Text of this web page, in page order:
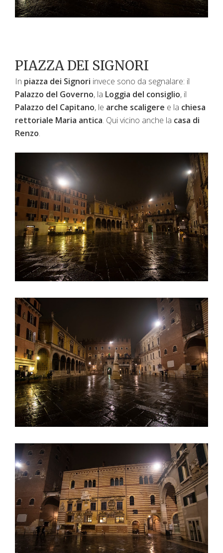
PIAZZA DEI SIGNORI
In piazza dei Signori invece sono da segnalare: il
Palazzo del Governo, la Loggia del consiglio, il
Palazzo del Capitano, le arche scaligere e la chiesa
rettoriale Maria antica. Qui vicino anche la casa di
Renzo.